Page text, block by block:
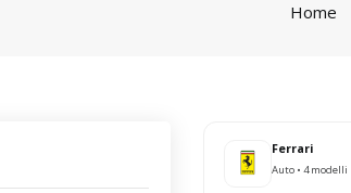
Home
Ferrari
Auto • 4 modelli